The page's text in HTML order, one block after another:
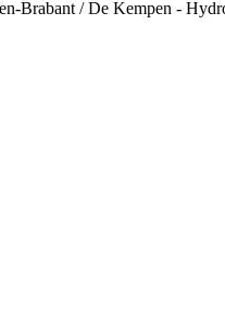
Brabant / De Kempen -